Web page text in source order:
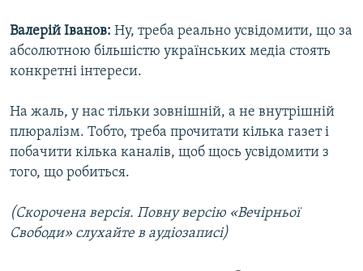
Валерій Іванов: Ну, треба реально усвідомити, що за
абсолютною більшістю українських медіа стоять
конкретні інтереси.
На жаль, у нас тільки зовнішній, а не внутрішній
плюралізм. Тобто, треба прочитати кілька газет і
побачити кілька каналів, щоб щось усвідомити з
того, що робиться.
(Скорочена версія. Повну версію «Вечірньої
Свободи» слухайте в аудіозаписі)